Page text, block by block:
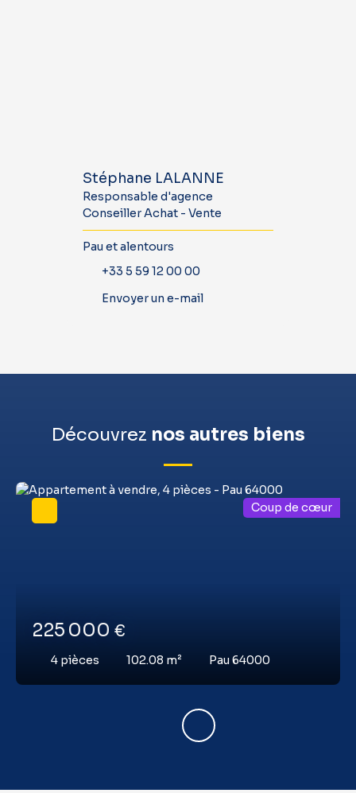
Stéphane LALANNE
Responsable d'agence
Conseiller Achat - Vente
Pau et alentours
+33 5 59 12 00 00
Envoyer un e-mail
Découvrez nos autres biens
225 000 €
4 pièces 102.08 m² Pau 64000
Coup de cœur